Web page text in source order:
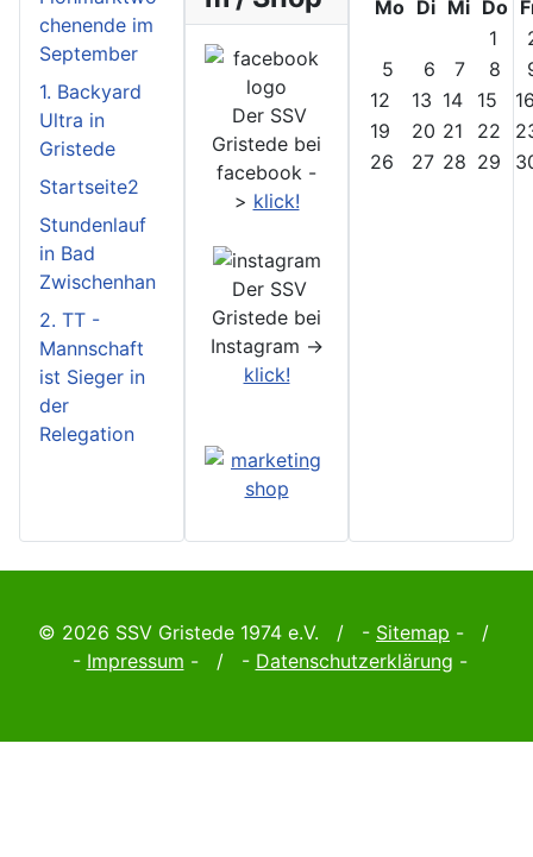
chenende im
September
1. Backyard
Ultra in
Gristede
Startseite2
Stundenlauf
in Bad
Zwischenhan
2. TT -
Mannschaft
ist Sieger in
der
Relegation
Der SSV
Gristede bei
facebook -
> klick!
Der SSV
Gristede bei
Instagram ->
klick!
Mo Di Mi Do
1
5
6 7 8
12
13 14 15
19
20 21 22
26
27 28 29
© 2026 SSV Gristede 1974 e.V. / - Sitemap - /
- Impressum - / - Datenschutzerklärung -